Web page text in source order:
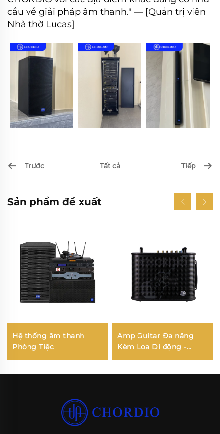
cầu về giải pháp âm thanh." — [Quản trị viên
Nhà thờ Lucas]
Trước Tất cả Tiếp
Sản phẩm đề xuất
Hệ thống âm thanh
Phòng Tiệc
Amp Guitar Đa năng
Kèm Loa Di động -
Jungle X8 Pro（Màu